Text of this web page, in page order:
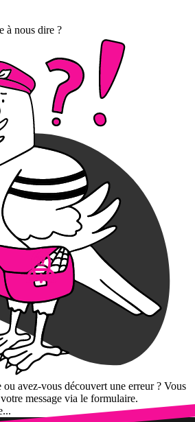
à nous dire ?
avez-vous découvert une erreur ? Vous
message via le formulaire.